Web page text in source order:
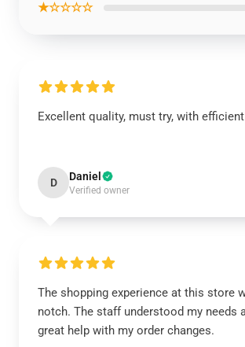
★☆☆☆☆
Excellent quality, must try, with
D Daniel
Verified owner
The shopping experience at this store
notch. The staff understood my needs
great help with my order changes.